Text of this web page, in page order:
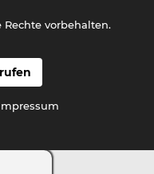
Rechte vorbehalten.